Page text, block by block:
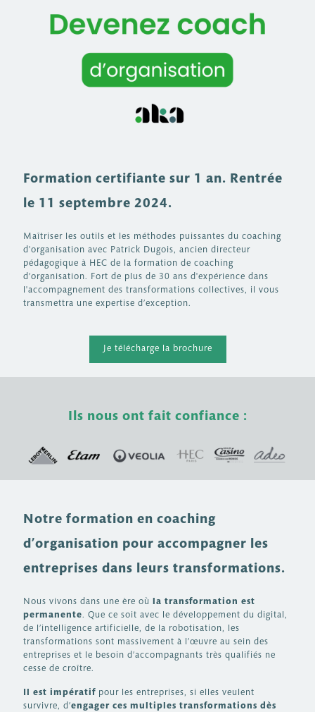
Formation certifiante sur 1 an. Rentrée
le 11 septembre 2024.
Maîtriser les outils et les méthodes puissantes du coaching
d'organisation avec Patrick Dugois, ancien directeur
pédagogique à HEC de la formation de coaching
d’organisation. Fort de plus de 30 ans d'expérience dans
l'accompagnement des transformations collectives, il vous
transmettra une expertise d’exception.
Je télécharge la brochure
Ils nous ont fait confiance :
Notre formation en coaching
d’organisation pour accompagner les
entreprises dans leurs transformations.
Nous vivons dans une ère où la transformation est
permanente. Que ce soit avec le développement du digital,
de l’intelligence artificielle, de la robotisation, les
transformations sont massivement à l’œuvre au sein des
entreprises et le besoin d’accompagnants très qualifiés ne
cesse de croître.
Il est impératif pour les entreprises, si elles veulent
survivre, d’engager ces multiples transformations dès